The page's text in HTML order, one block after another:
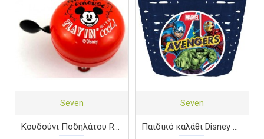
Seven
Κουδούνι Ποδηλάτου Retro Disney Mickey Red
Seven
Παιδικό καλάθι Disney Avengers